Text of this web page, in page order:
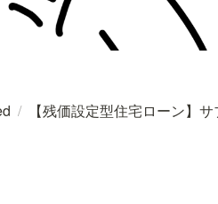
/
【残価設定型住宅ローン】